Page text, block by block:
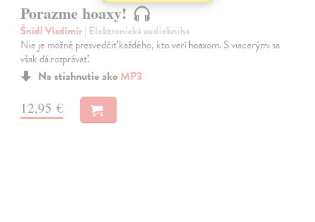
Porazme hoaxy!
Šnídl Vladimír| Elektronická audiokniha
Nie je možné presvedčiť každého, kto verí hoaxom. S viacerými sa
však dá rozprávať.
Na stiahnutie ako MP3
12,95 €